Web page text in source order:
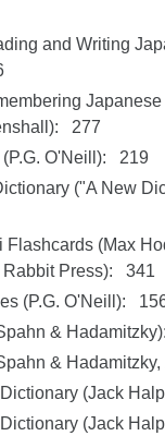
and Writing
277
O'Neill):
219
("A New
Flashcards (Max
Press):
341
(P.G. O'Neill):
& Hadamitzky):
& Hadamitzky,
(Jack
(Jack